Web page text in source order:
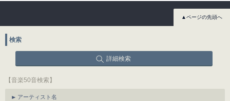
▲ページの先頭へ
検索
詳細検索
【音楽50音検索】
アーティスト名